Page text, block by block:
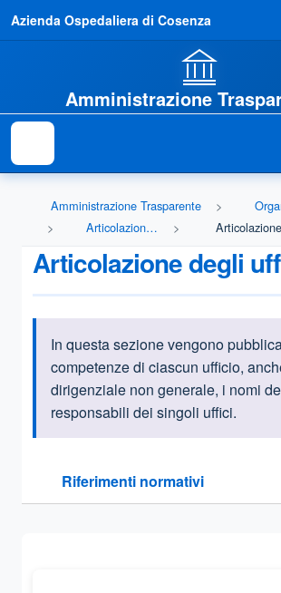
Azienda Ospedaliera di Cosenza
Amministrazione
Amministrazione Trasparente
Articolazione degli uffici
Articolazione degli
Informazioni introduttive
In questa sezione vengono
competenze di ciascun ufficio,
dirigenziale non generale, i nomi
responsabili dei singoli uffici.
Riferimenti normativi
Sezione compressa